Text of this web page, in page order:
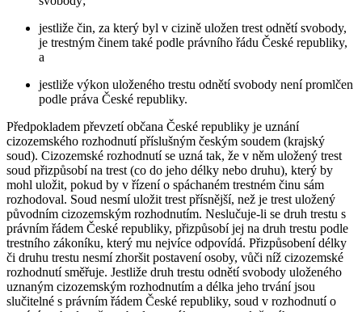
jestliže čin, za který byl v cizině uložen trest odnětí svobody,
je trestným činem také podle právního řádu České republiky,
a
jestliže výkon uloženého trestu odnětí svobody není promlčen
podle práva České republiky.
Předpokladem převzetí občana České republiky je uznání
cizozemského rozhodnutí příslušným českým soudem (krajský
soud). Cizozemské rozhodnutí se uzná tak, že v něm uložený trest
soud přizpůsobí na trest (co do jeho délky nebo druhu), který by
mohl uložit, pokud by v řízení o spáchaném trestném činu sám
rozhodoval. Soud nesmí uložit trest přísnější, než je trest uložený
původním cizozemským rozhodnutím. Neslučuje-li se druh trestu s
právním řádem České republiky, přizpůsobí jej na druh trestu podle
trestního zákoníku, který mu nejvíce odpovídá. Přizpůsobení délky
či druhu trestu nesmí zhoršit postavení osoby, vůči níž cizozemské
rozhodnutí směřuje. Jestliže druh trestu odnětí svobody uloženého
uznaným cizozemským rozhodnutím a délka jeho trvání jsou
slučitelné s právním řádem České republiky, soud v rozhodnutí o